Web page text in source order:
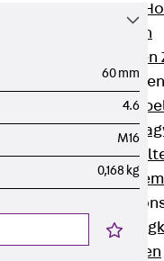
Hohlleiter-/
Kabelwannen
Kabelschellen
KTW
KBH
Zurück
Wandkonsolen
60 mm
4.6
M16
0,168 kg